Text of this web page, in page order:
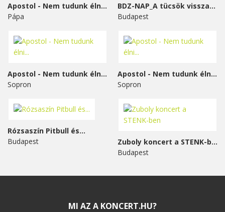
Apostol - Nem tudunk élni...
Pápa
BDZ-NAP_A tücsök visszavág
Budapest
Apostol - Nem tudunk élni...
Sopron
Apostol - Nem tudunk élni...
Sopron
Rózsaszín Pitbull és...
Budapest
Zuboly koncert a STENK-ben
Budapest
MI AZ A KONCERT.HU?